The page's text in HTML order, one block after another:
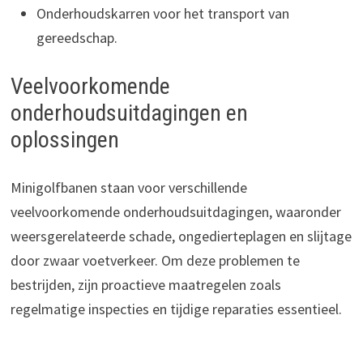
Onderhoudskarren voor het transport van
gereedschap.
Veelvoorkomende
onderhoudsuitdagingen en
oplossingen
Minigolfbanen staan voor verschillende
veelvoorkomende onderhoudsuitdagingen, waaronder
weersgerelateerde schade, ongedierteplagen en slijtage
door zwaar voetverkeer. Om deze problemen te
bestrijden, zijn proactieve maatregelen zoals
regelmatige inspecties en tijdige reparaties essentieel.